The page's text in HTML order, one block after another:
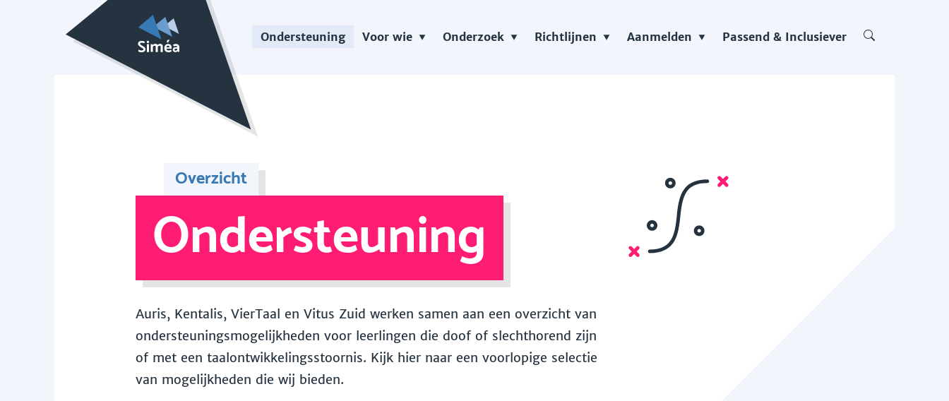
Ondersteuning Voor wie Onderzoek Richtlijnen Aanmelden Passend & Inclusiever
Overzicht
Ondersteuning
Auris, Kentalis, VierTaal en Vitus Zuid werken samen aan een overzicht van
ondersteuningsmogelijkheden voor leerlingen die doof of slechthorend zijn
of met een taalontwikkelingsstoornis. Kijk hier naar een voorlopige selectie
van mogelijkheden die wij bieden.